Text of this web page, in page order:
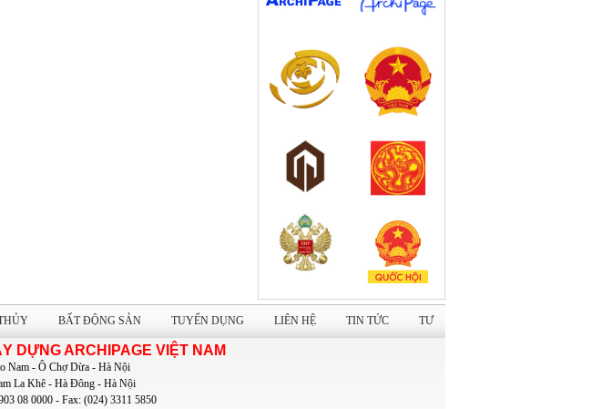
trữ Quốc gia I
Nhà hàng cao cấp Tuấn Dung Group
BẤT ĐỘNG SẢN TUYỂN DỤNG LIÊN HỆ TIN TỨC TƯ
DỰNG ARCHIPAGE VIỆT NAM
Nam - Ô Chợ Dừa - Hà Nội
La Khê - Hà Đông - Hà Nội
08 0000 - Fax: (024) 3311 5850